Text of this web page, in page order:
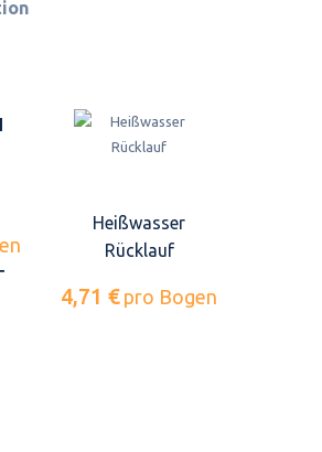
Heißwasser
Rücklauf
4,71 € pro Bogen